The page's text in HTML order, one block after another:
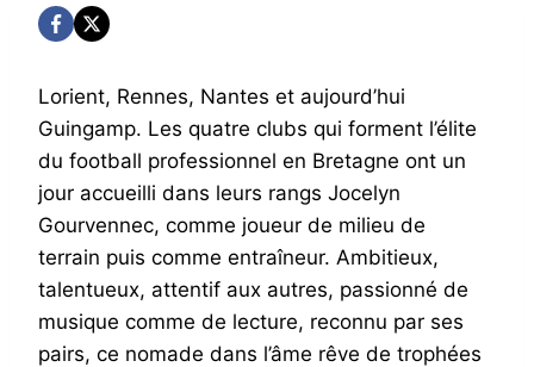
Lorient, Rennes, Nantes et aujourd’hui
Guingamp. Les quatre clubs qui forment l’élite
du football professionnel en Bretagne ont un
jour accueilli dans leurs rangs Jocelyn
Gourvennec, comme joueur de milieu de
terrain puis comme entraîneur. Ambitieux,
talentueux, attentif aux autres, passionné de
musique comme de lecture, reconnu par ses
pairs, ce nomade dans l’âme rêve de trophées